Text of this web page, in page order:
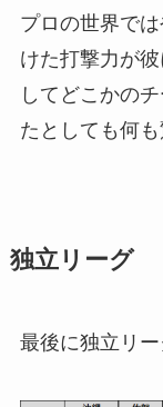
プロの世界で
けた打撃力が
してどこかの
たとしても何も
独立リーグ
最後に独立リー